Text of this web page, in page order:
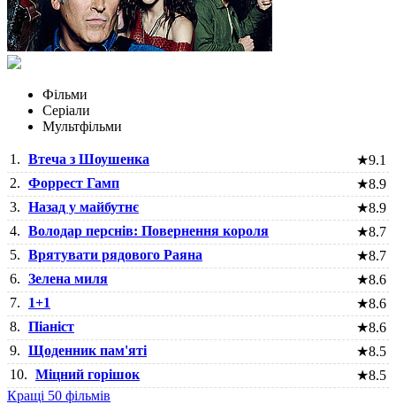
Фільми
Серіали
Мультфільми
1. Втеча з Шоушенка ★9.1
2. Форрест Гамп ★8.9
3. Назад у майбутнє ★8.9
4. Володар перснів: Повернення короля ★8.7
5. Врятувати рядового Раяна ★8.7
6. Зелена миля ★8.6
7.
1+1 ★8.6
8. Піаніст ★8.6
9. Щоденник пам'яті ★8.5
10. Міцний горішок ★8.5
Кращі 50 фільмів